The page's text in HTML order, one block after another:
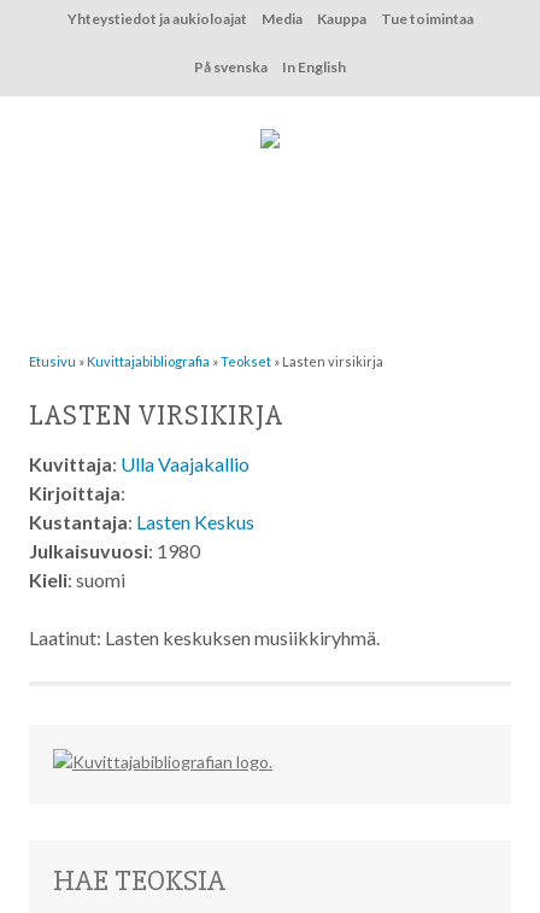
Yhteystiedot ja aukioloajat Media Kauppa Tue toimintaa
På svenska In English
Etusivu »Kuvittaja­bibliografia »Teokset » Lasten virsikirja
LASTEN VIRSIKIRJA
Kuvittaja: Ulla Vaajakallio
Kirjoittaja:
Kustantaja: Lasten Keskus
Julkaisuvuosi: 1980
Kieli: suomi
Laatinut: Lasten keskuksen musiikkiryhmä.
HAE TEOKSIA